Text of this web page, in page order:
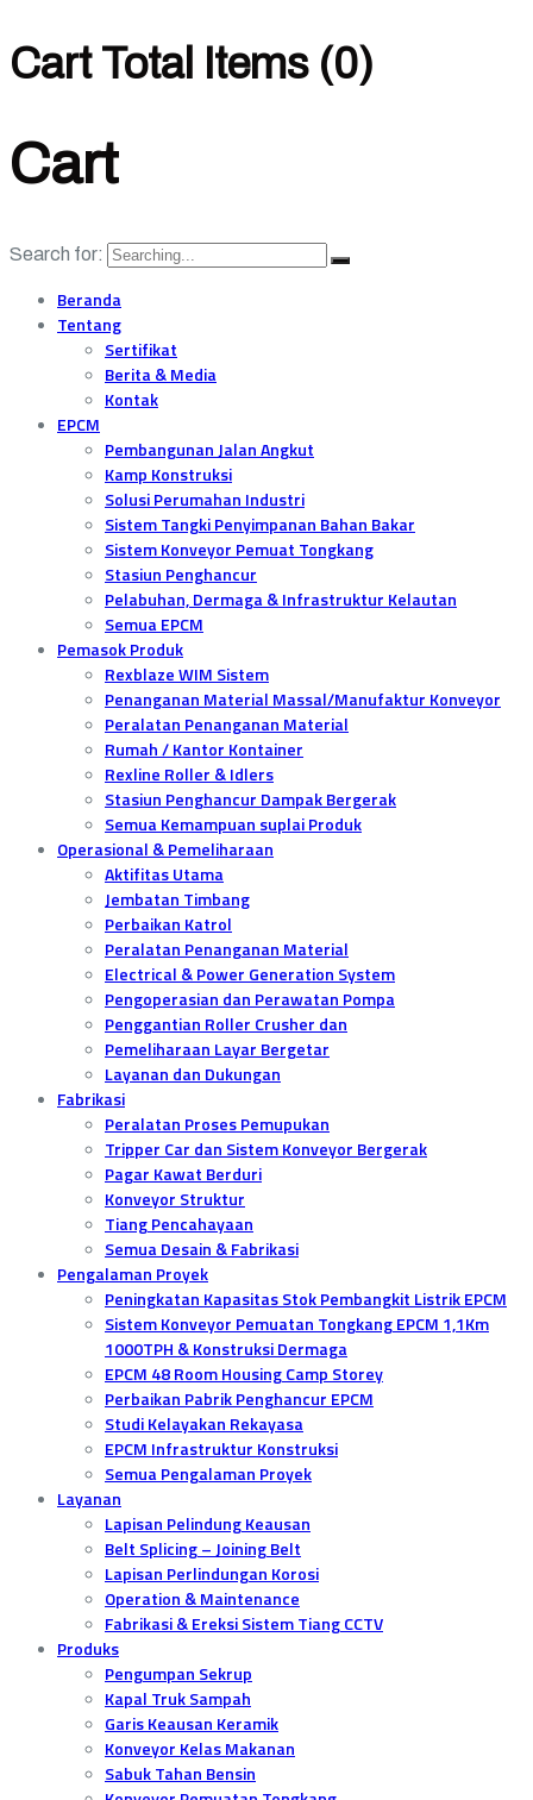
Cart Total Items (0)
Cart
Search for:
Beranda
Tentang
Sertifikat
Berita & Media
Kontak
EPCM
Pembangunan Jalan Angkut
Kamp Konstruksi
Solusi Perumahan Industri
Sistem Tangki Penyimpanan Bahan Bakar
Sistem Konveyor Pemuat Tongkang
Stasiun Penghancur
Pelabuhan, Dermaga & Infrastruktur Kelautan
Semua EPCM
Pemasok Produk
Rexblaze WIM Sistem
Penanganan Material Massal/Manufaktur Konveyor
Peralatan Penanganan Material
Rumah / Kantor Kontainer
Rexline Roller & Idlers
Stasiun Penghancur Dampak Bergerak
Semua Kemampuan suplai Produk
Operasional & Pemeliharaan
Aktifitas Utama
Jembatan Timbang
Perbaikan Katrol
Peralatan Penanganan Material
Electrical & Power Generation System
Pengoperasian dan Perawatan Pompa
Penggantian Roller Crusher dan
Pemeliharaan Layar Bergetar
Layanan dan Dukungan
Fabrikasi
Peralatan Proses Pemupukan
Tripper Car dan Sistem Konveyor Bergerak
Pagar Kawat Berduri
Konveyor Struktur
Tiang Pencahayaan
Semua Desain & Fabrikasi
Pengalaman Proyek
Peningkatan Kapasitas Stok Pembangkit Listrik EPCM
Sistem Konveyor Pemuatan Tongkang EPCM 1,1Km
1000TPH & Konstruksi Dermaga
EPCM 48 Room Housing Camp Storey
Perbaikan Pabrik Penghancur EPCM
Studi Kelayakan Rekayasa
EPCM Infrastruktur Konstruksi
Semua Pengalaman Proyek
Layanan
Lapisan Pelindung Keausan
Belt Splicing – Joining Belt
Lapisan Perlindungan Korosi
Operation & Maintenance
Fabrikasi & Ereksi Sistem Tiang CCTV
Produks
Pengumpan Sekrup
Kapal Truk Sampah
Garis Keausan Keramik
Konveyor Kelas Makanan
Sabuk Tahan Bensin